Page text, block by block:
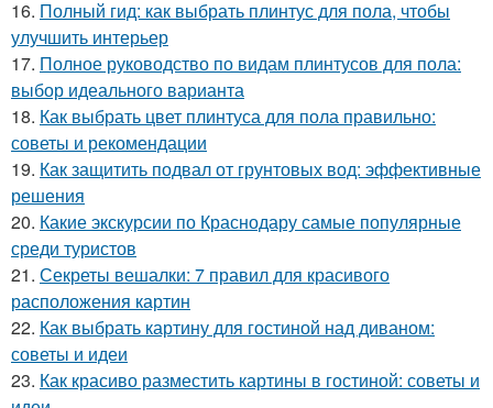
16. Полный гид: как выбрать плинтус для пола, чтобы
улучшить интерьер
17. Полное руководство по видам плинтусов для пола:
выбор идеального варианта
18. Как выбрать цвет плинтуса для пола правильно:
советы и рекомендации
19. Как защитить подвал от грунтовых вод: эффективные
решения
20. Какие экскурсии по Краснодару самые популярные
среди туристов
21. Секреты вешалки: 7 правил для красивого
расположения картин
22. Как выбрать картину для гостиной над диваном:
советы и идеи
23. Как красиво разместить картины в гостиной: советы и